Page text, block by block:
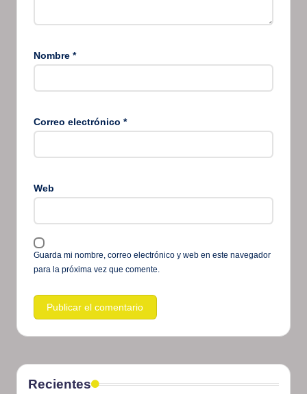
Nombre *
Correo electrónico *
Web
Guarda mi nombre, correo electrónico y web en este navegador
para la próxima vez que comente.
Recientes